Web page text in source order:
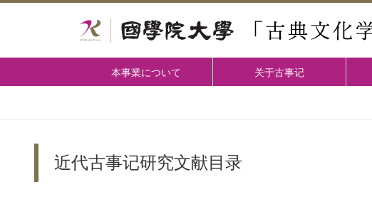
本事業について 关于古事记
近代古事记研究文献目录